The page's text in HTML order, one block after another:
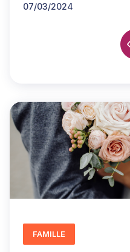
07/03/2024
FAMILLE